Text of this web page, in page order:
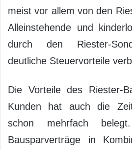
meist vor allem von den
Alleinstehende und
durch den Riester-
deutliche Steuervorteile
Die Vorteile des Riester-
Kunden hat auch die
schon mehrfach
Bausparverträge in